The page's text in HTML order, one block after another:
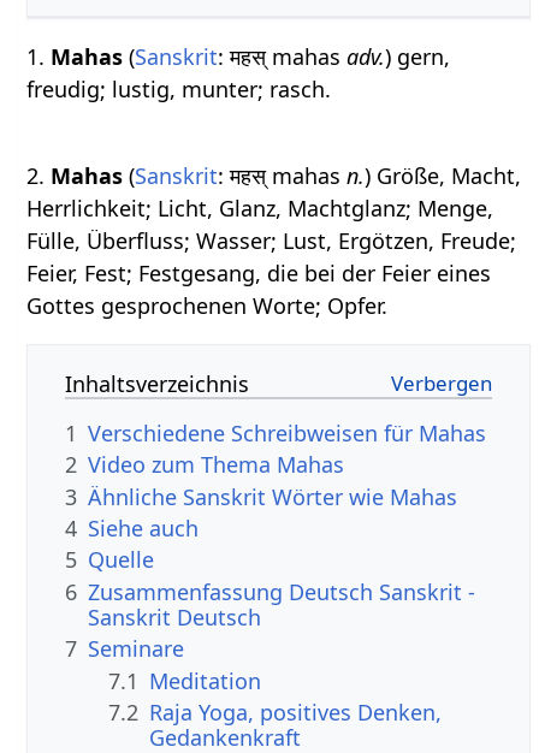
1. Mahas (Sanskrit: महस् mahasadv.) gern,
freudig; lustig, munter; rasch.
2. Mahas (Sanskrit: महस् mahasn.) Größe, Macht,
Herrlichkeit; Licht, Glanz, Machtglanz; Menge,
Fülle, Überfluss; Wasser; Lust, Ergötzen, Freude;
Feier, Fest; Festgesang, die bei der Feier eines
Gottes gesprochenen Worte; Opfer.
Inhaltsverzeichnis
1 Verschiedene Schreibweisen für Mahas
2 Video zum Thema Mahas
3 Ähnliche Sanskrit Wörter wie Mahas
4 Siehe auch
5 Quelle
6 Zusammenfassung Deutsch Sanskrit -
Sanskrit Deutsch
7 Seminare
7.1 Meditation
7.2 Raja Yoga, positives Denken,
Gedankenkraft